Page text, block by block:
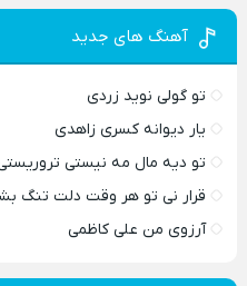
آهنگ های جدید
تو گولی نوید زردی
یار دیوانه کسری زاهدی
تو دیه مال مه نیستی
قرار نی تو هر وقت دلت تنگ
آرزوی من علی کاظمی